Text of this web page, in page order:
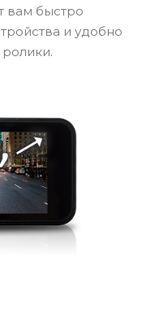
вам быстро
и удобно